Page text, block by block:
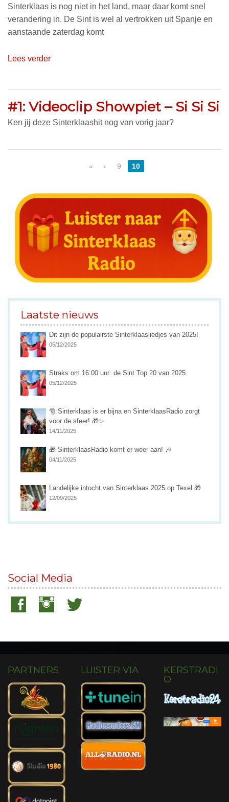
Sinterklaas is nog niet in het land, maar daar komt snel
verandering in. De Sint is wel al vertrokken uit Spanje en
aanstaande zaterdag komt
Lees verder
#1: Videoclip Showpiet – Si Si Si
Ken jij deze Sinterklaashit nog van vorig jaar?
« ‹ 9 10
Laatste nieuws
Dit zijn de populairste Sinterklaasliedjes van 2025!
05/12/2025
Straks om 16:00 uur: de Sint Top 20 van 2025
05/12/2025
🎅 Sinterklaas is er bijna en SinterklaasRadio zorgt
voor de sfeer! 🎁✨
14/11/2025
🎁 SinterklaasRadio komt er weer aan! 🎶
04/11/2025
Landelijke intocht van Sinterklaas 2025 op Texel 🎁
12/09/2025
Social Media
PARTNERS LUISTER VIA
KERSTRADI
O